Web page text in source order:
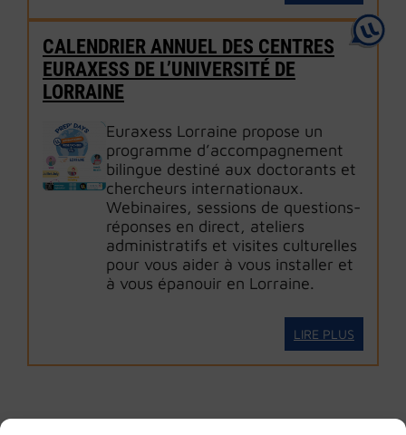
CALENDRIER ANNUEL DES CENTRES
EURAXESS DE L’UNIVERSITÉ DE
LORRAINE
Euraxess Lorraine propose un
programme d’accompagnement
bilingue destiné aux doctorants et
chercheurs internationaux.
Webinaires, sessions de questions-
réponses en direct, ateliers
administratifs et visites culturelles
pour vous aider à vous installer et
à vous épanouir en Lorraine.
LIRE PLUS